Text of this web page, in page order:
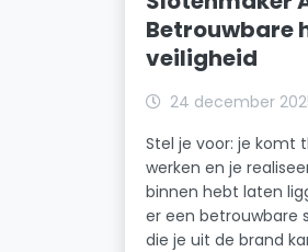
Betrouwbare
veiligheid
24 december
Stel je voor: je komt
werken en je
binnen hebt laten
er een betrouwbare
die je uit de brand